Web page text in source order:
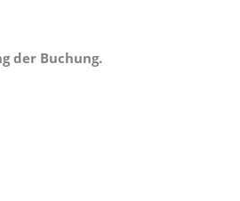
der Buchung.